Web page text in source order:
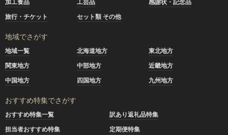
加工食品
工芸品
感謝状・記念品
旅行・チケット
セット類 その他
地域でさがす
地域一覧 北海道地方
東北地方
関東地方
中部地方
近畿地方
中国地方
四国地方 九州地方
おすすめ特集でさがす
おすすめ特集一覧
訳あり返礼品特集
担当者おすすめ特集
定期便特集